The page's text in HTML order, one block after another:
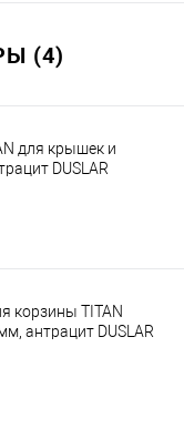
(4)
для крышек и
DUSLAR
корзины TITAN
антрацит DUSLAR